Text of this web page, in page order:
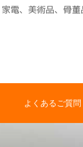
電、美術品、骨董
よくあるご質問